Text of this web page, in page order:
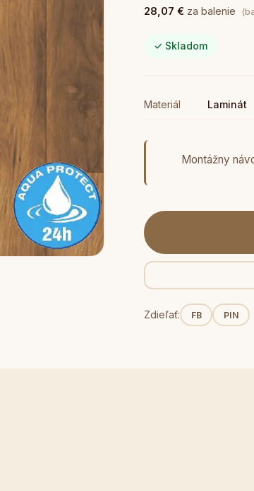
28,07 € za balenie
✓ Skladom
Materiál Laminát
Montážny
Zdieľať: FB PIN